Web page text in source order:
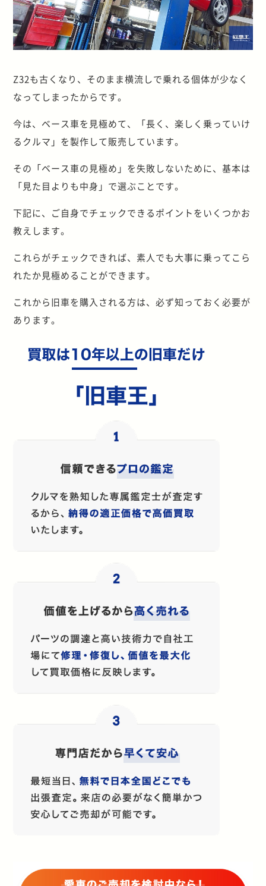
Z32も古くなり、そのまま横流しで乗れる個体が少なく
なってしまったからです。
今は、ベース車を見極めて、「長く、楽しく乗っていけ
るクルマ」を製作して販売しています。
その「ベース車の見極め」を失敗しないために、基本は
「見た目よりも中身」で選ぶことです。
下記に、ご自身でチェックできるポイントをいくつかお
教えします。
これらがチェックできれば、素人でも大事に乗ってこら
れたか見極めることができます。
これから旧車を購入される方は、必ず知っておく必要が
あります。